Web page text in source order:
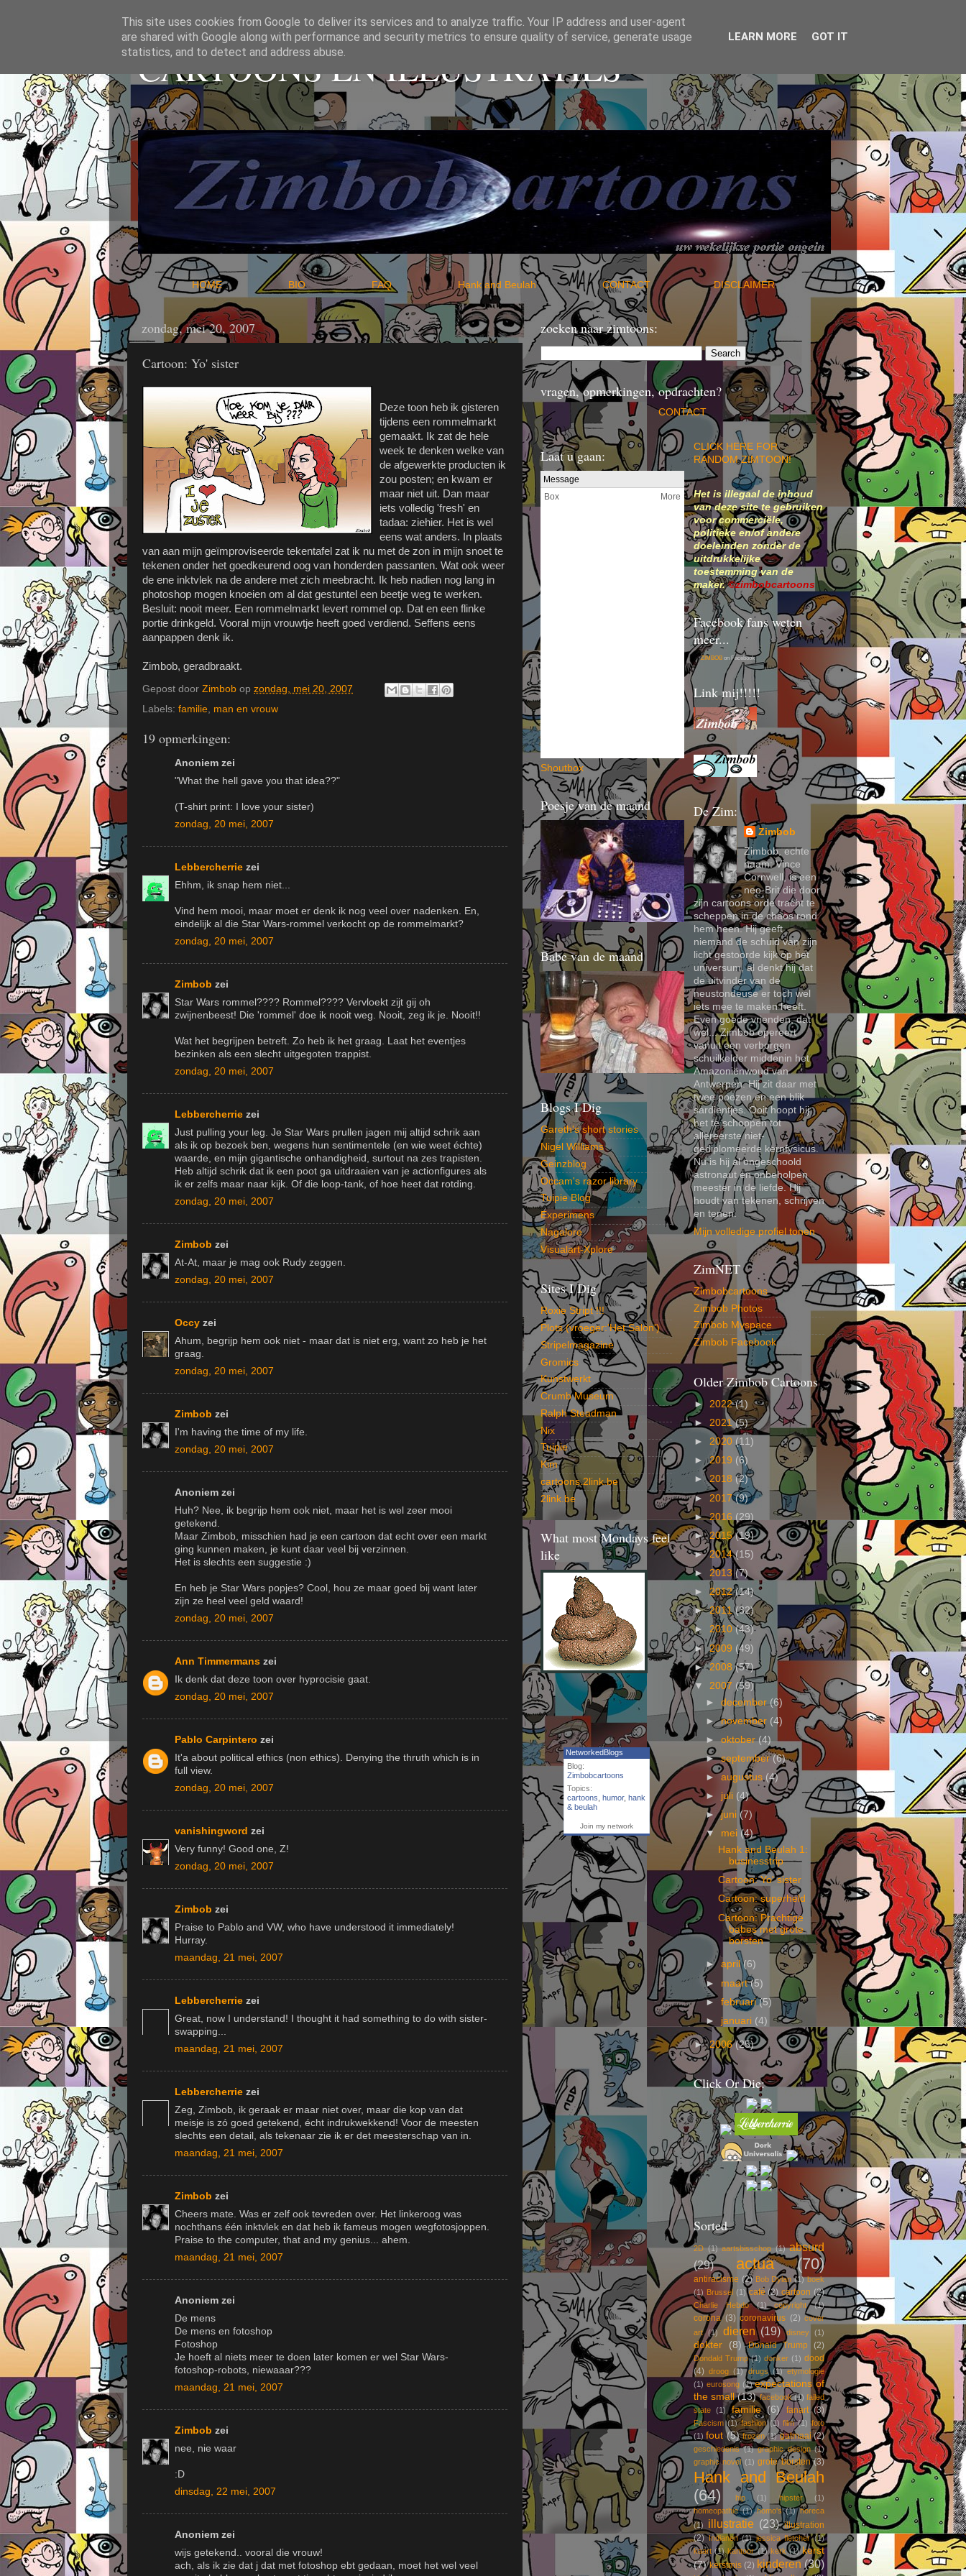
CARTOONS EN ILLUSTRATIES
HOME BIO FAQ Hank and Beulah CONTACTDISCLAIMER
zondag, mei 20, 2007
Cartoon: Yo' sister
Deze toon heb ik gisteren
tijdens een rommelmarkt
gemaakt. Ik zat de hele
week te denken welke van
de afgewerkte producten ik
zou posten; en kwam er
maar niet uit. Dan maar
iets volledig 'fresh' en
tadaa: ziehier. Het is wel
eens wat anders. In plaats
van aan mijn geïmproviseerde tekentafel zat ik nu met de zon in mijn snoet te
tekenen onder het goedkeurend oog van honderden passanten. Wat ook weer
de ene inktvlek na de andere met zich meebracht. Ik heb nadien nog lang in
photoshop mogen knoeien om al dat gestuntel een beetje weg te werken.
Besluit: nooit meer. Een rommelmarkt levert rommel op. Dat en een flinke
portie drinkgeld. Vooral mijn vrouwtje heeft goed verdiend. Seffens eens
aanpappen denk ik.
Zimbob, geradbraakt.
Gepost door Zimbob op zondag, mei 20, 2007
Labels: familie, man en vrouw
19 opmerkingen:
Anoniem zei
"What the hell gave you that idea??"
(T-shirt print: I love your sister)
zondag, 20 mei, 2007
Lebbercherrie zei
Ehhm, ik snap hem niet...
Vind hem mooi, maar moet er denk ik nog veel over nadenken. En,
eindelijk al die Star Wars-rommel verkocht op de rommelmarkt?
zondag, 20 mei, 2007
Zimbob zei
Star Wars rommel???? Rommel???? Vervloekt zijt gij oh
zwijnenbeest! Die 'rommel' doe ik nooit weg. Nooit, zeg ik je. Nooit!!
Wat het begrijpen betreft. Zo heb ik het graag. Laat het eventjes
bezinken als een slecht uitgegoten trappist.
zondag, 20 mei, 2007
Lebbercherrie zei
Just pulling your leg. Je Star Wars prullen jagen mij altijd schrik aan
als ik op bezoek ben, wegens hun sentimentele (en wie weet échte)
waarde, en mijn gigantische onhandigheid, surtout na zes trapisten.
Heb altijd schrik dat ik een poot ga uitdraaien van je actionfigures als
ik er zelfs maar naar kijk. Of die loop-tank, of hoe heet dat rotding.
zondag, 20 mei, 2007
Zimbob zei
At-At, maar je mag ook Rudy zeggen.
zondag, 20 mei, 2007
Occy zei
Ahum, begrijp hem ook niet - maar dat is niet erg, want zo heb je het
graag.
zondag, 20 mei, 2007
Zimbob zei
I'm having the time of my life.
zondag, 20 mei, 2007
Anoniem zei
Huh? Nee, ik begrijp hem ook niet, maar het is wel zeer mooi
getekend.
Maar Zimbob, misschien had je een cartoon dat echt over een markt
ging kunnen maken, je kunt daar veel bij verzinnen.
Het is slechts een suggestie :)
En heb je Star Wars popjes? Cool, hou ze maar goed bij want later
zijn ze heel veel geld waard!
zondag, 20 mei, 2007
Ann Timmermans zei
Ik denk dat deze toon over hyprocisie gaat.
zondag, 20 mei, 2007
Pablo Carpintero zei
It'a about political ethics (non ethics). Denying the thruth which is in
full view.
zondag, 20 mei, 2007
vanishingword zei
Very funny! Good one, Z!
zondag, 20 mei, 2007
Zimbob zei
Praise to Pablo and VW, who have understood it immediately!
Hurray.
maandag, 21 mei, 2007
Lebbercherrie zei
Great, now I understand! I thought it had something to do with sister-
swapping...
maandag, 21 mei, 2007
Lebbercherrie zei
Zeg, Zimbob, ik geraak er maar niet over, maar die kop van dat
meisje is zó goed getekend, écht indrukwekkend! Voor de meesten
slechts een detail, als tekenaar zie ik er det meesterschap van in.
maandag, 21 mei, 2007
Zimbob zei
Cheers mate. Was er zelf ook tevreden over. Het linkeroog was
nochthans één inktvlek en dat heb ik fameus mogen wegfotosjoppen.
Praise to the computer, that and my genius... ahem.
maandag, 21 mei, 2007
Anoniem zei
De mens
De mens en fotoshop
Fotoshop
Je hoeft al niets meer te doen later komen er wel Star Wars-
fotoshop-robots, niewaaar???
maandag, 21 mei, 2007
Zimbob zei
nee, nie waar
:D
dinsdag, 22 mei, 2007
Anoniem zei
wijs getekend.. vooral die vrouw!
ach, als ik zie dat j dat met fotoshop ebt gedaan, moet het wel veel
zoeken naar zimtoons:
vragen, opmerkingen, opdrachten?
CONTACT
Laat u gaan:
Shoutbox
Poesje van de maand
Babe van de maand
Blogs I Dig
Gareth's short stories
Nigel Williams
Geinzblog
Occam's razor library
Tuipie Blog
Experimens
Nagalore
Visualart-Xplore
Sites I Dig
Roxie Stript !!!
Plots (vroeger:'Het Salon')
Stripelmagazine
Gromics
Kunstwerkt
Crumb Museum
Ralph Steadman
Nix
Tuipie
Kim
cartoons.2link.be
2link.be
What most Mondays feel
like
NetworkedBlogs
Blog:
Zimbobcartoons
Topics:
cartoons humor, hank
& beulah
Join my network
CLICK HERE FOR
RANDOM ZIMTOON!
Het is illegaal de inhoud
van deze site te gebruiken
voor commerciële,
politieke en/of andere
doeleinden zonder de
uitdrukkelijke
toestemming van de
maker.©zimbobcartoons
Facebook fans weten
meer...
ZIMBOB on Facebook
Link mij!!!!!
De Zim:
Zimbob
Zimbob, echte
naam: Vince
Cornwell, is een
neo-Brit die door
zijn cartoons orde tracht te
scheppen in de chaos rond
hem heen. Hij geeft
niemand de schuld van zijn
licht gestoorde kijk op het
universum, al denkt hij dat
de uitvinder van de
neustondeuse er toch wel
iets mee te maken heeft.
Even goede vrienden, dat
wel... Zimbob opereert
vanuit een verborgen
schuilkelder middenin het
Amazoniënwoud van
Antwerpen. Hij zit daar met
twee poezen en een blik
sardientjes. Ooit hoopt hij
het te schoppen tot
allereerste niet-
gediplomeerde kernfysicus.
Nu is hij al ongeschoold
astronaut en onbeholpen
meester in de liefde. Hij
houdt van tekenen, schrijven
en tenen.
Mijn volledige profiel tonen
ZimNET
Zimbobcartoons
Zimbob Photos
Zimbob Myspace
Zimbob Facebook
Older Zimbob Cartoons
► 2022(1)
► 2021(5)
► 2020 (11)
►2019 (6)
►2018 (2)
► 2017(9)
►2016 (29)
►2015(19)
►2014(15)
► 2013(7)
► 2012(14)
►2011(32)
► 2010(43)
►2009 (49)
►2008(57)
▼ 2007 (59)
►december(6)
►november (4)
►oktober(4)
►september(6)
►augustus(4)
► juli (4)
►juni(7)
▼ mei (4)
Hank and Beulah 1:
businesstrip
Cartoon: Yo' sister
Cartoon: superheld
Cartoon: Prachtige
babes met grote
borsten
►april(6)
► maart(5)
►februari(5)
► januari (4)
►2006(25)
Click Or Die:
Sorted
2D (1) aartsbisschop (1) absurd
(29)
actua (70)
antiracisme (2) Bob Dylan (1) boek
(1) Brussel (1) café (2) cartoon (2)
Charlie Hebdo (1) copyright (1)
corona (3) coronavirus (2) cover
art (1) dieren (19) disney (1)
dokter (8) Donald Trump (2)
Dondald Trump (1) donker (1) dood
(4) droog (1) drugs (1) etymologie
(1) eurosong (1) expectations of
the small (13) facebook (1) failed
state
(1) familie (6) fanart (3)
Fascism (1) fashion (1) film (1) foto
(1) fout (5) frozen (1) gatmaai (2)
geschiedenis (1) graphic design (1)
graphic novel (1) grote borsten (3)
Hank and Beulah
(64)
hip (1) hipster
(1)
homeopathie (1) homo's (1) horeca
(1)
illustratie (23) illustration
(2) Indianen (1) jessica fletcher (1)
kaart (1) kantoor (1) kerk (1) kerst
(7) kerstmis (2) kinderen (30)
This site uses cookies from Google to deliver its services and to analyze traffic. Your IP address and user-agent
are shared with Google along with performance and security metrics to ensure quality of service, generate usage
statistics, and to detect and address abuse.
LEARN MORE GOT IT